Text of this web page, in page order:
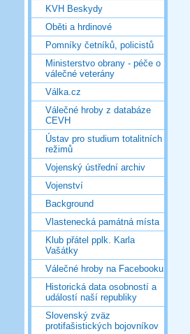
KVH Beskydy
Oběti a hrdinové
Pomníky četníků, policistů
Ministerstvo obrany - péče o
válečné veterány
Válka.cz
Válečné hroby z databáze
CEVH
Ústav pro studium totalitních
režimů
Vojenský ústřední archiv
Vojenství
Background
Vlastenecká památná místa
Klub přátel pplk. Karla
Vašátky
Válečné hroby na Facebooku
Historická data osobností a
událostí naší republiky
Slovenský zväz
protifašistických bojovníkov